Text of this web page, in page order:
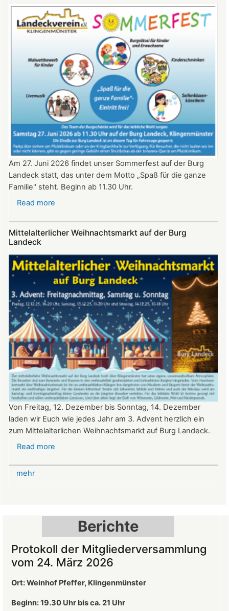
Burg
Landeck
am
Juni
2026
ab
20:30
Uhr​​​​​​​​​​​​​​
Am 27. Juni 2026 findet unser Sommerfest auf der Burg
Landeck statt, das unter dem Motto „Spaß für die ganze
Familie" steht. Beginn ab 11.30 Uhr.
Read more
Burg
Mittelalterlicher Weihnachtsmarkt auf der Burg
Landeck
Von Freitag, 12. Dezember bis Sonntag, 14. Dezember
laden wir Euch wie jedes Jahr am 3. Advent herzlich ein
zum Mittelalterlichen Weihnachtsmarkt auf Burg Landeck.
Read more
Landeck
mehr
Berichte
Protokoll der Mitgliederversammlung
vom 24. März 2026
Ort: Weinhof Pfeffer, Klingenmünster
Beginn: 19.30 Uhr bis ca. 21 Uhr